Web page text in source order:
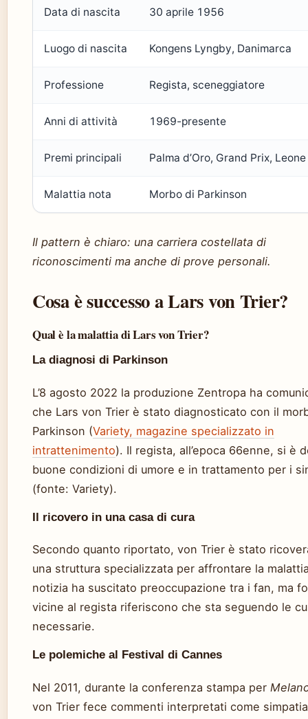
Data di nascita 30 aprile 1956
Luogo di nascita Kongens Lyngby, Danimarca
Professione Regista, sceneggiatore
Anni di attività 1969-presente
Premi principali Palma d’Oro, Grand Prix, Leone
Malattia nota Morbo di Parkinson
Il pattern è chiaro: una carriera costellata di
riconoscimenti ma anche di prove personali.
Cosa è successo a Lars von Trier?
Qual è la malattia di Lars von Trier?
La diagnosi di Parkinson
L’8 agosto 2022 la produzione Zentropa ha
che Lars von Trier è stato diagnosticato con il
Parkinson (Variety, magazine specializzato in
intrattenimento). Il regista, all’epoca 66enne, si è
buone condizioni di umore e in trattamento per i
(fonte: Variety).
Il ricovero in una casa di cura
Secondo quanto riportato, von Trier è stato
una struttura specializzata per affrontare la
notizia ha suscitato preoccupazione tra i fan, ma
vicine al regista riferiscono che sta seguendo le
necessarie.
Le polemiche al Festival di Cannes
Nel 2011, durante la conferenza stampa per
von Trier fece commenti interpretati come